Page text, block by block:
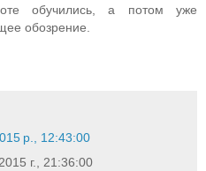
обучились, а потом уже
обозрение.
р., 12:43:00
г., 21:36:00